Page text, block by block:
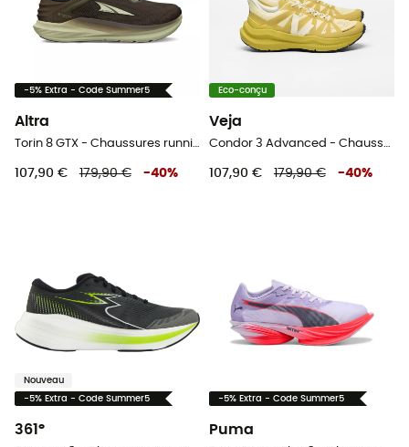
-5% Extra - Code Summer5
Altra
Torin 8 GTX - Chaussures running homme
107,90 € 179,90 € -40%
Eco-conçu
Veja
Condor 3 Advanced - Chaussures running homme
107,90 € 179,90 € -40%
Nouveau
-5% Extra - Code Summer5
361°
-5% Extra - Code Summer5
Puma